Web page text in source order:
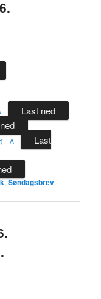
Last ned
– A
Last
,Søndagsbrev